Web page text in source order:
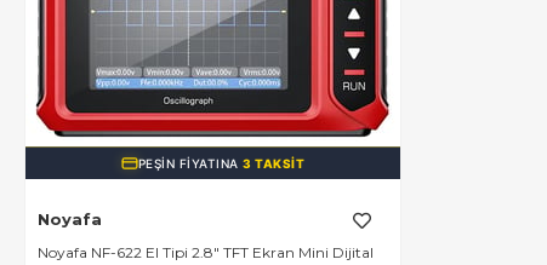
PEŞIN FIYATINA3 TAKSIT
Noyafa
Noyafa NF-622 El Tipi 2.8" TFT Ekran Mini Dijital